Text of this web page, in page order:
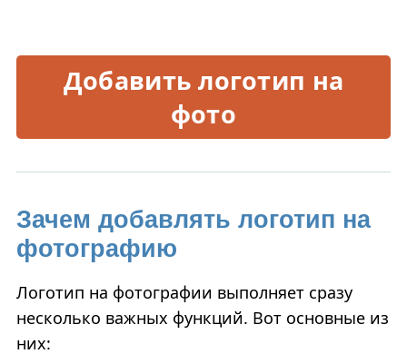
Добавить логотип на
фото
Зачем добавлять логотип на
фотографию
Логотип на фотографии выполняет сразу
несколько важных функций. Вот основные из
них: